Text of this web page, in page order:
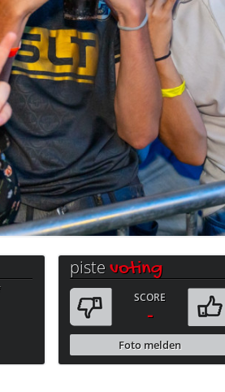
pistevoting
SCORE
-
Foto melden